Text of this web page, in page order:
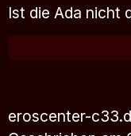
Ist die Ada nicht
eroscenter-